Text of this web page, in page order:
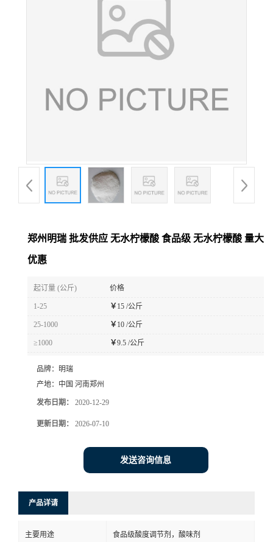
郑州明瑞 批发供应 无水柠檬酸 食品级 无水柠檬酸 量大
优惠
起订量 (公斤) 价格
1-25 ￥ 15 /公斤
25-1000 ￥ 10 /公斤
≥1000 ￥9.5 /公斤
品牌： 明瑞
产地： 中国 河南郑州
发布日期： 2020-12-29
更新日期： 2026-07-10
发送咨询信息
产品详请
主要用途 食品级酸度调节剂，酸味剂